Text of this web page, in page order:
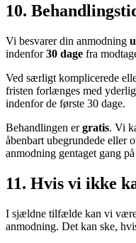
10.
Vi besvarer din anmodning
indenfor30 dage fra
Ved særligt komplicerede
fristen forlænges med
indenfor de første 30 dage.
Behandlingen ergratis. Vi
åbenbart ubegrundede eller
anmodning gentaget gang
11. Hvis vi ikke
I sjældne tilfælde kan vi være
anmodning. Det kan ske,